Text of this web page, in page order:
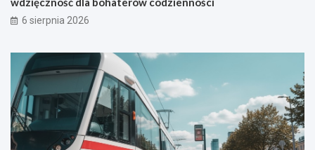
6 sierpnia 2026